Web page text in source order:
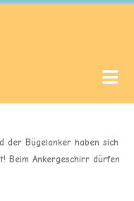
der Bügelanker haben sich
Beim Ankergeschirr dürfen